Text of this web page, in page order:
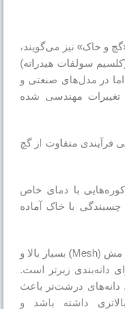
و خاک» نیز می‌گویند،
سولفات هیدراته)
در مدل‌های صنعتی و
مهندسی شده
فرآیندی متفاوت از گچ
با دمای خاص
با خاک آماده
برخلاف گچ سفید که مش (Mesh) بسیار بالا و
دانه‌بندی زبرتر است.
دانه‌های درشت‌تر باعث
داشته باشد و